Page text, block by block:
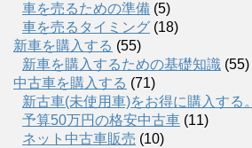
車を売るための準備 (5)
車を売るタイミング (18)
新車を購入する (55)
新車を購入するための基礎知識 (55)
中古車を購入する (71)
新古車(未使用車)をお得に購入する。
予算50万円の格安中古車 (11)
ネット中古車販売 (10)